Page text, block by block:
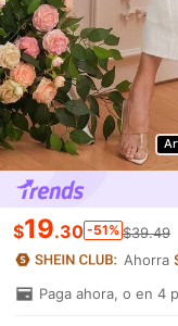
$19.30 -51% $39.49
Ahorra
Paga ahora, o en 4